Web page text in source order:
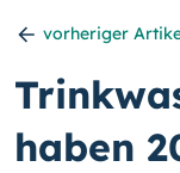
vorheriger
haben